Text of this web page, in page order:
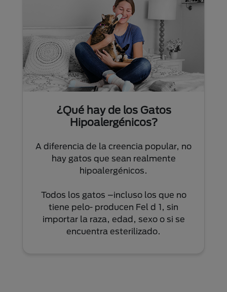
¿Qué hay de los Gatos
Hipoalergénicos?
A diferencia de la creencia popular, no
hay gatos que sean realmente
hipoalergénicos.
Todos los gatos –incluso los que no
tiene pelo- producen Fel d 1, sin
importar la raza, edad, sexo o si se
encuentra esterilizado.